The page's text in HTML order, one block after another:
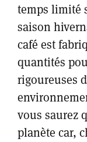
temps limité
saison
café est
quantités
rigoureuses
vous saurez
planète car,